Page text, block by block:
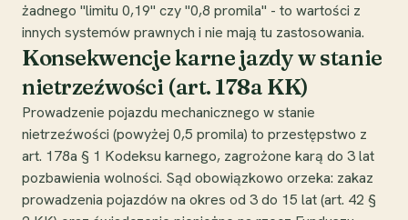
żadnego "limitu 0,19" czy "0,8 promila" - to wartości z
innych systemów prawnych i nie mają tu zastosowania.
Konsekwencje karne jazdy w stanie
nietrzeźwości (art. 178a KK)
Prowadzenie pojazdu mechanicznego w stanie
nietrzeźwości (powyżej 0,5 promila) to przestępstwo z
art. 178a § 1 Kodeksu karnego, zagrożone karą do 3 lat
pozbawienia wolności. Sąd obowiązkowo orzeka: zakaz
prowadzenia pojazdów na okres od 3 do 15 lat (art. 42 §